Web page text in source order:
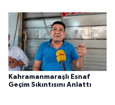
Kahramanmaraşlı Esnaf
Geçim Sıkıntısını Anlattı